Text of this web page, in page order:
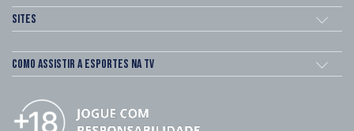
Sites
Como assistir a esportes na TV